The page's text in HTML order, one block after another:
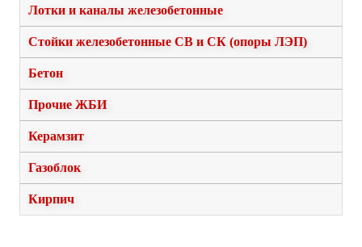
Лотки и каналы железобетонные
Стойки железобетонные СВ и СК (опоры ЛЭП)
Бетон
Прочие ЖБИ
Керамзит
Газоблок
Кирпич